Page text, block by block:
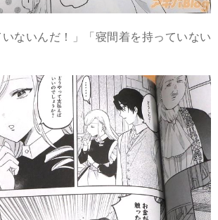
いないんだ！」「寝間着を持っていない